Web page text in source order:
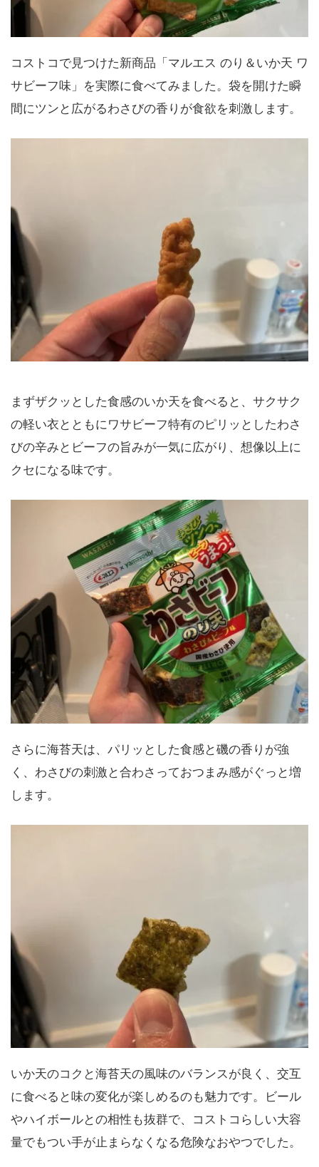
コストコで見つけた新商品「マルエス のり＆いか天 ワ
サビーフ味」を実際に食べてみました。袋を開けた瞬
間にツンと広がるわさびの香りが食欲を刺激します。
まずザクッとした食感のいか天を食べると、サクサク
の軽い衣とともにワサビーフ特有のピリッとしたわさ
びの辛みとビーフの旨みが一気に広がり、想像以上に
クセになる味です。
さらに海苔天は、パリッとした食感と磯の香りが強
く、わさびの刺激と合わさっておつまみ感がぐっと増
します。
いか天のコクと海苔天の風味のバランスが良く、交互
に食べると味の変化が楽しめるのも魅力です。ビール
やハイボールとの相性も抜群で、コストコらしい大容
量でもつい手が止まらなくなる危険なおやつでした。